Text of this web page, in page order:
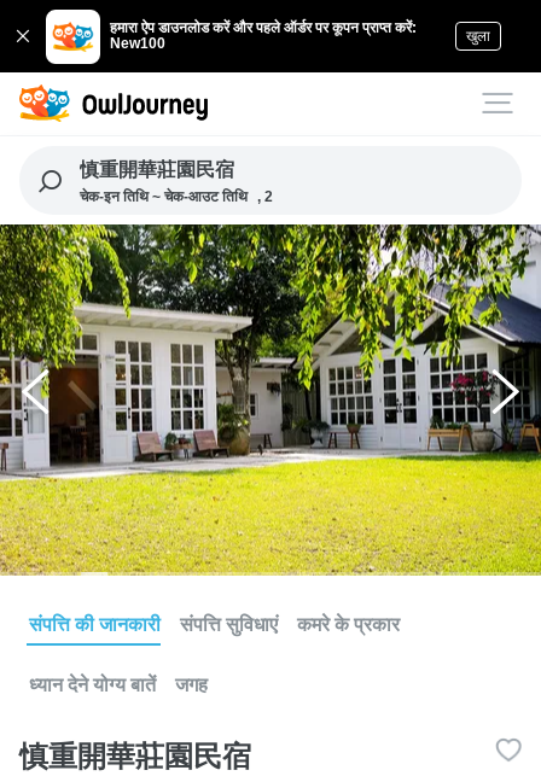
हमारा ऐप डाउनलोड करें और पहले ऑर्डर पर कूपन प्राप्त करें:
New100
खुला
慎重開華莊園民宿
चेक-इन तिथि ~ चेक-आउट तिथि , 2
संपत्ति की जानकारी संपत्ति सुविधाएं कमरे के प्रकार
ध्यान देने योग्य बातें जगह
慎重開華莊園民宿